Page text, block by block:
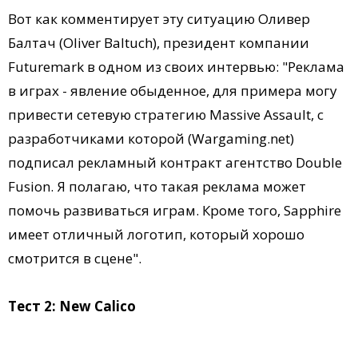
Вот как комментирует эту ситуацию Оливер
Балтач (Oliver Baltuch), президент компании
Futuremark в одном из своих интервью: "Реклама
в играх - явление обыденное, для примера могу
привести сетевую стратегию Massive Assault, с
разработчиками которой (Wargaming.net)
подписал рекламный контракт агентство Double
Fusion. Я полагаю, что такая реклама может
помочь развиваться играм. Кроме того, Sapphire
имеет отличный логотип, который хорошо
смотрится в сцене".
Тест 2: New Calico